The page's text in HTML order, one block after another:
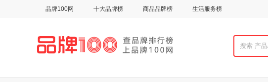
品牌100网 十大品牌榜 商品品牌榜 生活服务榜